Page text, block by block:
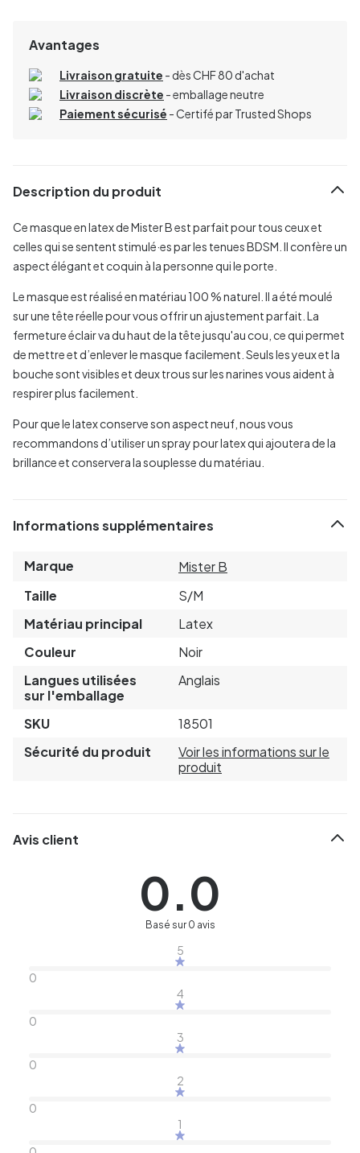
Avantages
Livraison gratuite - dès CHF 80 d'achat
Livraison discrète - emballage neutre
Paiement sécurisé - Certifé par Trusted Shops
Description du produit
Ce masque en latex de Mister B est parfait pour tous ceux et
celles qui se sentent stimulé·es par les tenues BDSM. Il confère un
aspect élégant et coquin à la personne qui le porte.
Le masque est réalisé en matériau 100 % naturel. Il a été moulé
sur une tête réelle pour vous offrir un ajustement parfait. La
fermeture éclair va du haut de la tête jusqu'au cou, ce qui permet
de mettre et d’enlever le masque facilement. Seuls les yeux et la
bouche sont visibles et deux trous sur les narines vous aident à
respirer plus facilement.
Pour que le latex conserve son aspect neuf, nous vous
recommandons d’utiliser un spray pour latex qui ajoutera de la
brillance et conservera la souplesse du matériau.
Informations supplémentaires
Marque
Mister B
Taille
S/M
Matériau principal
Latex
Couleur
Noir
Langues utilisées
sur l'emballage
Anglais
SKU
18501
Sécurité du produit
Voir les informations sur le
produit
Avis client
0.0
Basé sur 0 avis
5
0
4
0
3
0
2
0
1